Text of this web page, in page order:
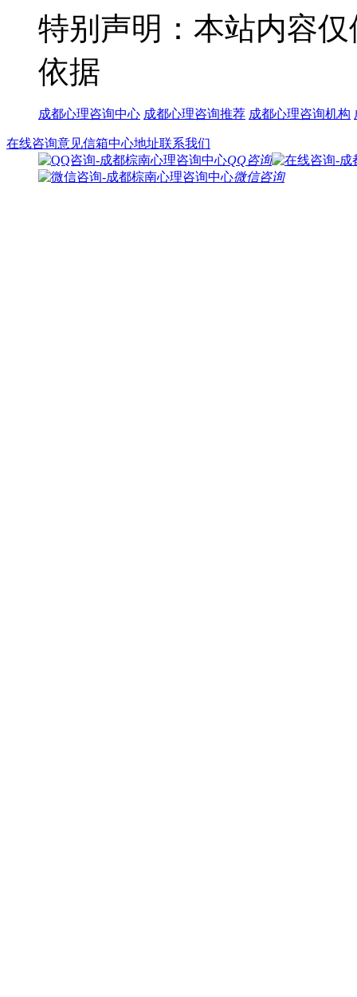
特别声明：本站内容
依据
成都心理咨询中心 成都心理咨询推荐 成都心理咨询机构
在线咨询意见信箱中心地址联系我们
QQ咨询
微信咨询